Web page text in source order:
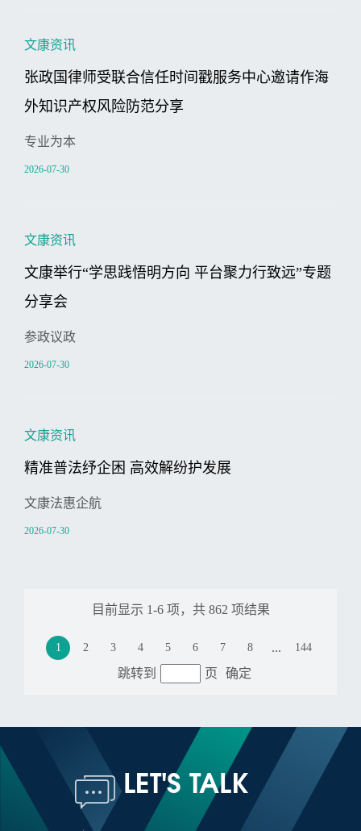
文康资讯
张政国律师受联合信任时间戳服务中心邀请作海
外知识产权风险防范分享
专业为本
2026-07-30
文康资讯
文康举行“学思践悟明方向 平台聚力行致远”专题
分享会
参政议政
2026-07-30
文康资讯
精准普法纾企困 高效解纷护发展
文康法惠企航
2026-07-30
目前显示 1-6项，共 862 项结果
1 2 3 4 5 6 7 8 ... 144
跳转到 页 确定
LET'S TALK